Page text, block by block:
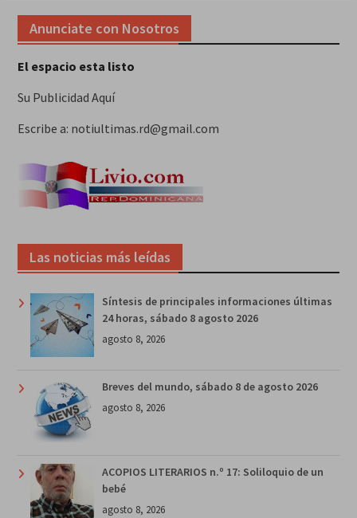
Anunciate con Nosotros
El espacio esta listo
Su Publicidad Aquí
Escribe a: notiultimas.rd@gmail.com
Las noticias más leídas
Síntesis de principales informaciones últimas
24 horas, sábado 8 agosto 2026
agosto 8, 2026
Breves del mundo, sábado 8 de agosto 2026
agosto 8, 2026
ACOPIOS LITERARIOS n.º 17: Soliloquio de un
bebé
agosto 8, 2026